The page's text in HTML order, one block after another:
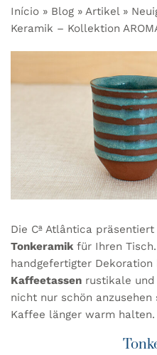
Início » Blog » Artikel»
Keramik – Kollektion
Die Cª Atlântica
Tonkeramikfür Ihren
handgefertigter Dekoration
Kaffeetassen rustikale
nicht nur schön
Kaffee länger warm halten.